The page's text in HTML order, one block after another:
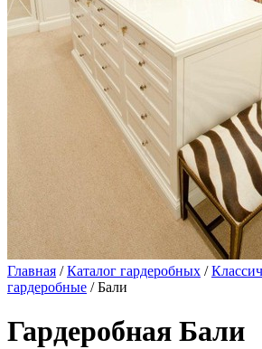
Главная /Каталог гардеробных /
гардеробные / Бали
Гардеробная Бали